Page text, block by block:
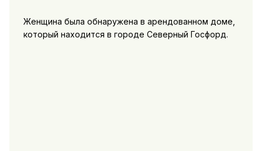
Женщина была обнаружена в арендованном доме,
который находится в городе Северный Госфорд.